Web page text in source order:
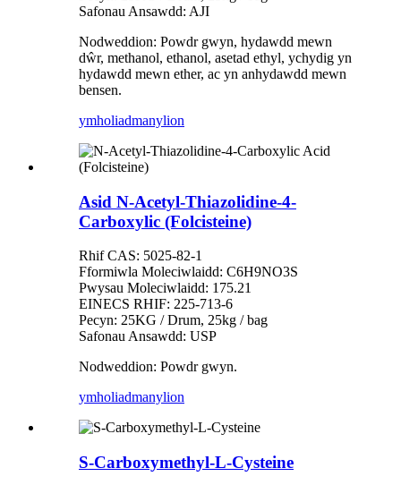
Safonau Ansawdd: AJI
Nodweddion: Powdr gwyn, hydawdd mewn
dŵr, methanol, ethanol, asetad ethyl, ychydig yn
hydawdd mewn ether, ac yn anhydawdd mewn
bensen.
ymholiadmanylion
Asid N-Acetyl-Thiazolidine-4-
Carboxylic (Folcisteine)
Rhif CAS: 5025-82-1
Fformiwla Moleciwlaidd: C6H9NO3S
Pwysau Moleciwlaidd: 175.21
EINECS RHIF: 225-713-6
Pecyn: 25KG / Drum, 25kg / bag
Safonau Ansawdd: USP
Nodweddion: Powdr gwyn.
ymholiadmanylion
S-Carboxymethyl-L-Cysteine